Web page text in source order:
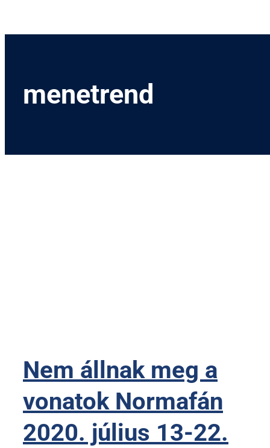
menetrend
Nem állnak meg a
vonatok Normafán
2020. július 13-22.